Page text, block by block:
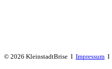
© 2026 KleinstadtBrise I Impressum I